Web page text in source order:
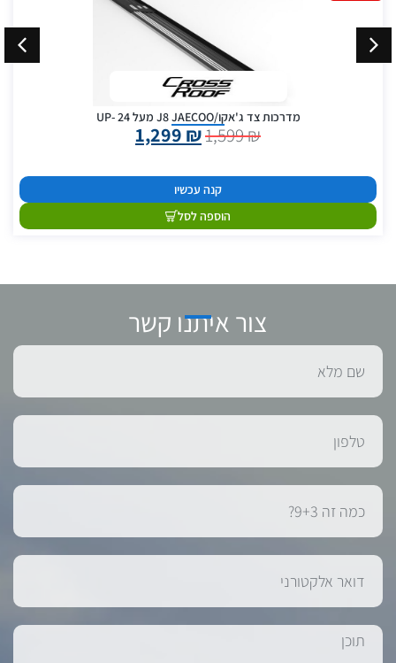
מדרכות צד ג'אקו/J8 JAECOO מעל 24 -UP
1,599₪
1,299 ₪
קנה עכשיו
הוספה לסל
צור איתנו קשר